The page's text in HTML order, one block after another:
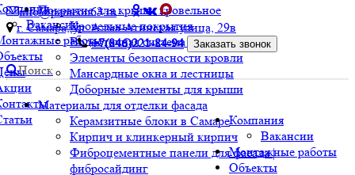
Вакансии
работы
Покрытие для крыши кровельное
Кровельные покрытия
Водосточная система и софиты
Элементы безопасности кровли
Мансардные окна и лестницы
Доборные элементы для крыши
Материалы для отделки фасада
Керамзитные блоки в Самаре
Кирпич и клинкерный кирпич
Фиброцементные панели для фасада |
фибросайдинг
info@panteon63.ru
г. Самара, ул. Алма-Атинская улица, 29в
+7(846)221-84-94
Заказать звонок
Поиск
Компания
Вакансии
Монтажные работы
Объекты